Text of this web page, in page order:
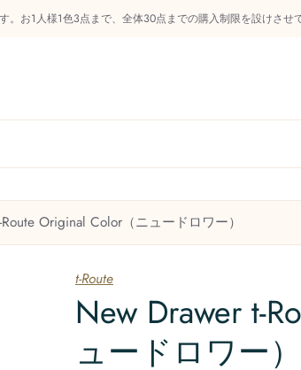
お1人様1色3点まで、全体30点までの購入制限を設けさせ
商品カテゴリー 今後のイベント
お問い合わせ
Original Color（ニュードロワー）
t-Route
New Drawer t-
ュードロワー）